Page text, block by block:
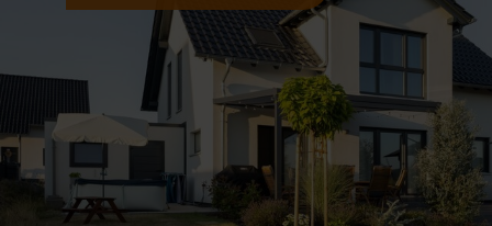
Darum FingerHaus
Live erleben
Wissenswert